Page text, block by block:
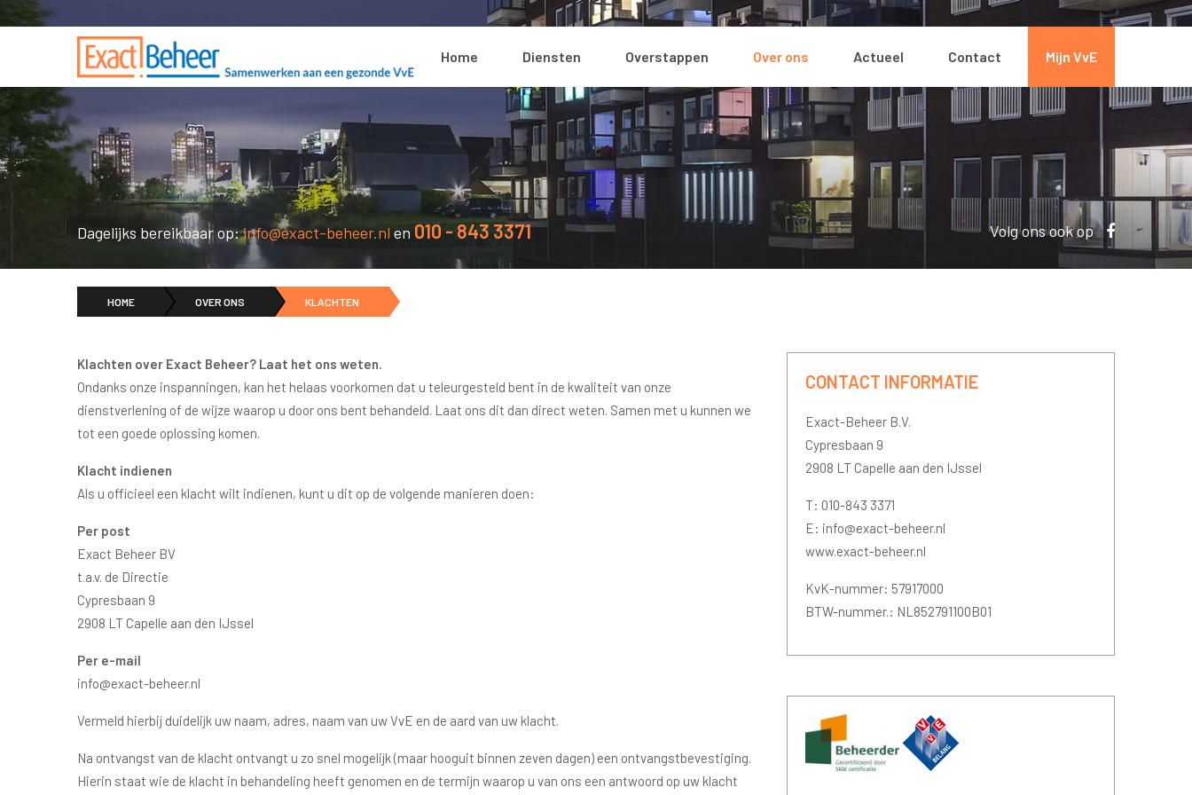
Home Diensten Overstappen Over ons Actueel Contact Mijn VvE
Dagelijks bereikbaar op:info@exact-beheer.nl en 010 - 843 3371 Volg ons ook op
HOME OVER ONS KLACHTEN
Klachten over Exact Beheer? Laat het ons weten.
Ondanks onze inspanningen, kan het helaas voorkomen dat u teleurgesteld bent in de kwaliteit van onze
dienstverlening of de wijze waarop u door ons bent behandeld. Laat ons dit dan direct weten. Samen met u kunnen we
tot een goede oplossing komen.
Klacht indienen
Als u officieel een klacht wilt indienen, kunt u dit op de volgende manieren doen:
Per post
Exact Beheer BV
t.a.v. de Directie
Cypresbaan 9
2908 LT Capelle aan den IJssel
Per e-mail
info@exact-beheer.nl
Vermeld hierbij duidelijk uw naam, adres, naam van uw VvE en de aard van uw klacht.
Na ontvangst van de klacht ontvangt u zo snel mogelijk (maar hooguit binnen zeven dagen) een ontvangstbevestiging.
Hierin staat wie de klacht in behandeling heeft genomen en de termijn waarop u van ons een antwoord op uw klacht
CONTACT INFORMATIE
Exact-Beheer B.V.
Cypresbaan 9
2908 LT Capelle aan den IJssel
T: 010-843 3371
E: info@exact-beheer.nl
www.exact-beheer.nl
KvK-nummer: 57917000
BTW-nummer.: NL852791100B01